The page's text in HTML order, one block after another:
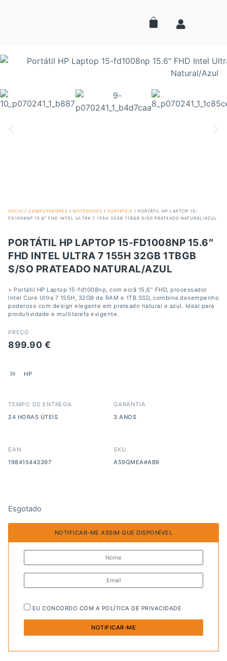
INÍCIO / COMPUTADORES / NOTEBOOKS / PORTÁTEIS / PORTÁTIL HP LAPTOP 15-
FD1008NP 15.6″ FHD INTEL ULTRA 7 155H 32GB 1TBGB S/SO PRATEADO NATURAL/AZUL
PORTÁTIL HP LAPTOP 15-FD1008NP 15.6″
FHD INTEL ULTRA 7 155H 32GB 1TBGB
S/SO PRATEADO NATURAL/AZUL
> Portátil HP Laptop 15-fd1008np, com ecrã 15,6″ FHD, processador
Intel Core Ultra 7 155H, 32GB de RAM e 1TB SSD, combina desempenho
poderoso com design elegante em prateado natural e azul. Ideal para
produtividade e multitarefa exigente.
PREÇO
899.90 €
HP
TEMPO DE ENTREGA
24 HORAS ÚTEIS
GARANTIA
3 ANOS
EAN
198415443397
SKU
A59QMEA#AB9
Esgotado
NOTIFICAR-ME ASSIM QUE DISPONÍVEL
EU CONCORDO COM A POLÍTICA DE PRIVACIDADE